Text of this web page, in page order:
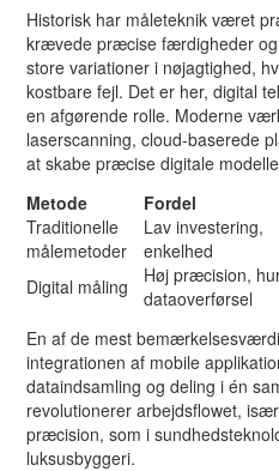
Historisk har måleteknik været
krævede præcise færdigheder
store variationer i nøjagtighed,
kostbare fejl. Det er her, digital
en afgørende rolle. Moderne
laserscanning, cloud-baserede
at skabe præcise digitale
Metode
Fordel
Traditionelle
målemetoder
Lav investering,
enkelhed
Digital måling
Høj præcision,
dataoverførsel
En af de mest
integrationen af mobile
dataindsamling og deling i én
revolutionerer arbejdsflowet,
præcision, som i
luksusbyggeri.